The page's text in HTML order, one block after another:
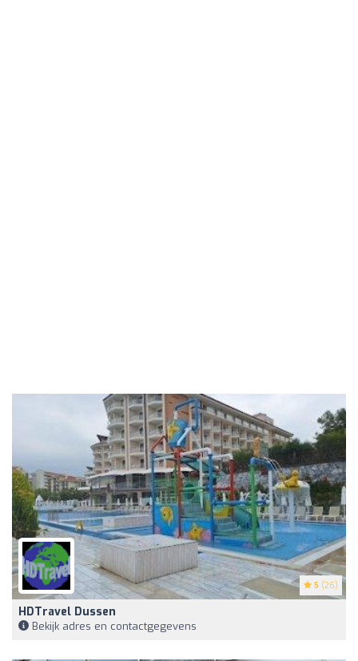
5 (26)
HDTravel Dussen
Bekijk adres en contactgegevens